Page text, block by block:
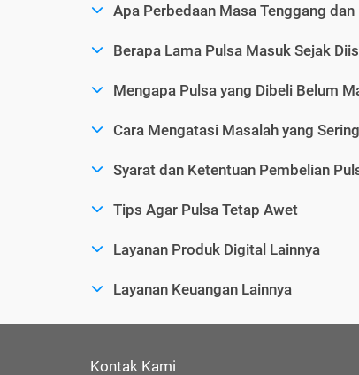
Apa Perbedaan Masa Tenggang
Berapa Lama Pulsa Masuk Sejak
Mengapa Pulsa yang Dibeli Belum
Cara Mengatasi Masalah yang
Syarat dan Ketentuan Pembelian
Tips Agar Pulsa Tetap Awet
Layanan Produk Digital Lainnya
Layanan Keuangan Lainnya
Kontak Kami